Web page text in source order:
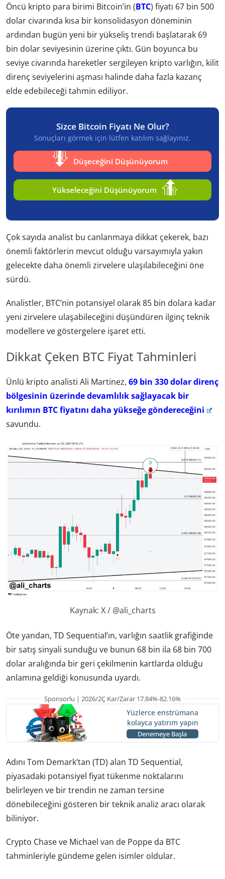
Öncü kripto para birimi Bitcoin’in (BTC) fiyatı 67 bin 500
dolar civarında kısa bir konsolidasyon döneminin
ardından bugün yeni bir yükseliş trendi başlatarak 69
bin dolar seviyesinin üzerine çıktı. Gün boyunca bu
seviye civarında hareketler sergileyen kripto varlığın, kilit
direnç seviyelerini aşması halinde daha fazla kazanç
elde edebileceği tahmin ediliyor.
Sizce Bitcoin Fiyatı Ne Olur?
Sonuçları görmek için lütfen katılım sağlayınız.
Düşeceğini Düşünüyorum
Yükseleceğini Düşünüyorum
Çok sayıda analist bu canlanmaya dikkat çekerek, bazı
önemli faktörlerin mevcut olduğu varsayımıyla yakın
gelecekte daha önemli zirvelere ulaşılabileceğini öne
sürdü.
Analistler, BTC’nin potansiyel olarak 85 bin dolara kadar
yeni zirvelere ulaşabileceğini düşündüren ilginç teknik
modellere ve göstergelere işaret etti.
Dikkat Çeken BTC Fiyat Tahminleri
Ünlü kripto analisti Ali Martinez, 69 bin 330 dolar direnç
bölgesinin üzerinde devamlılık sağlayacak bir
kırılımın BTC fiyatını daha yükseğe göndereceğini
savundu.
Kaynak: X / @ali_charts
Öte yandan, TD Sequential’ın, varlığın saatlik grafiğinde
bir satış sinyali sunduğu ve bunun 68 bin ila 68 bin 700
dolar aralığında bir geri çekilmenin kartlarda olduğu
anlamına geldiği konusunda uyardı.
Sponsorlu | 2026/2Ç Kar/Zarar 17.84%-82.16%
Yüzlerce enstrümana
kolayca yatırım yapın
Denemeye Başla
Adını Tom Demark’tan (TD) alan TD Sequential,
piyasadaki potansiyel fiyat tükenme noktalarını
belirleyen ve bir trendin ne zaman tersine
dönebileceğini gösteren bir teknik analiz aracı olarak
biliniyor.
Crypto Chase ve Michael van de Poppe da BTC
tahminleriyle gündeme gelen isimler oldular.